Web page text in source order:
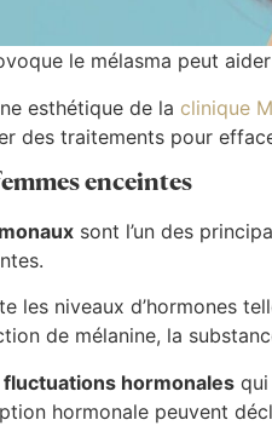
le mélasma peut
esthétique de la clinique
des traitements pour
enceintes
sont l’un des
les niveaux d’hormones
de mélanine, la
fluctuations hormonales
hormonale peuvent